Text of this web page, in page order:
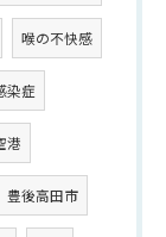
喉の不快感
染症
港
豊後高田市